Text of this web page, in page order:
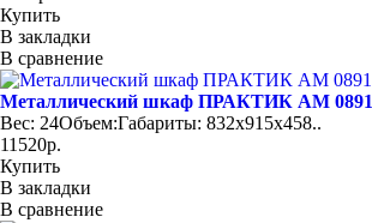
Купить
В закладки
В сравнение
Металлический шкаф ПРАКТИК AM 0891
Вес: 24Объем:Габариты: 832x915x458..
11520р.
Купить
В закладки
В сравнение